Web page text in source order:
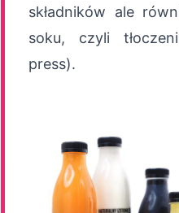
składników ale
soku, czyli
press).